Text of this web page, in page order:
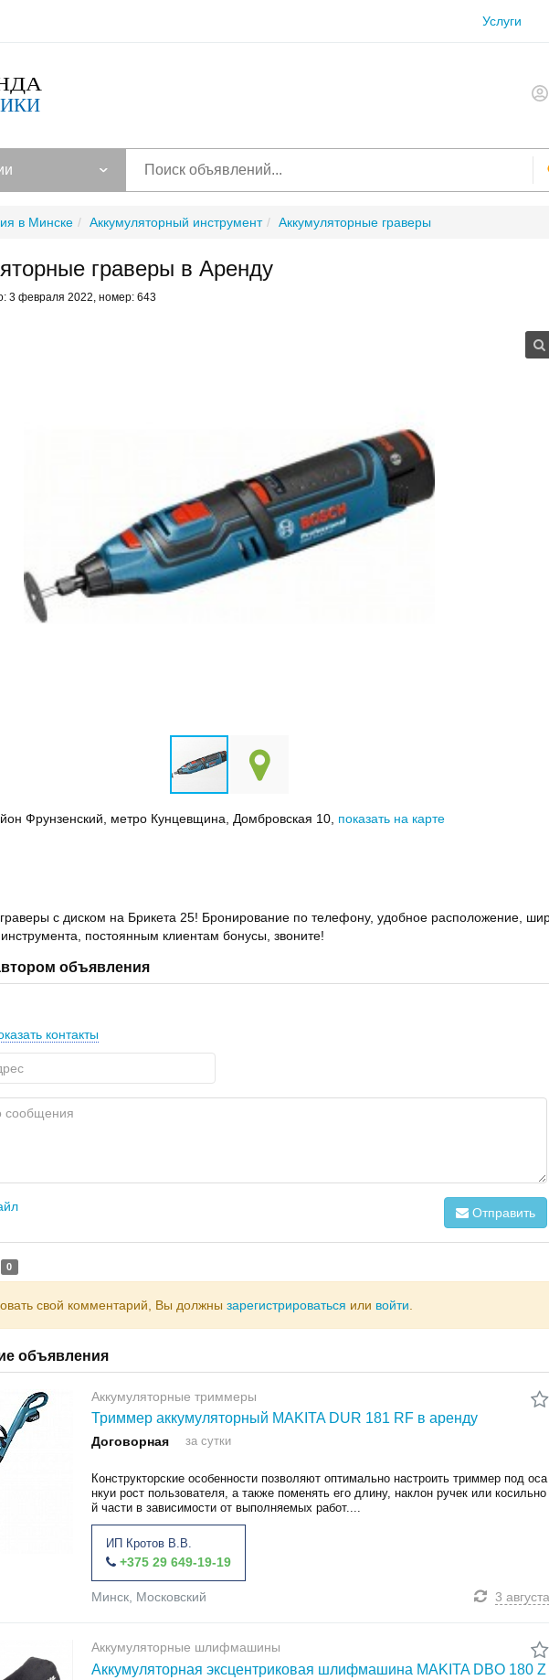
Услуги
в Минске Аккумуляторный инструмент Аккумуляторные граверы
граверы в Аренду
3 февраля 2022, номер: 643
Фрунзенский, метро Кунцевщина, Домбровская 10, показать на карте
с диском на Брикета 25! Бронирование по телефону, удобное расположение,
постоянным клиентам бонусы, звоните!
объявления
контакты
Отправить
0
свой комментарий, Вы должны зарегистрироваться или войти
объявления
Аккумуляторные триммеры
Триммер аккумуляторный MAKITA DUR 181 RF в аренду
Договорная за сутки
Конструкторские особенности позволяют оптимально настроить триммер под оса
нкуи рост пользователя, а также поменять его длину, наклон ручек или косильно
й части в зависимости от выполняемых работ....
ИП Кротов В.В.
+375 29 649-19-19
Минск, Московский 3 августа
Аккумуляторные шлифмашины
Аккумуляторная эксцентриковая шлифмашина MAKITA DBO 180 Z